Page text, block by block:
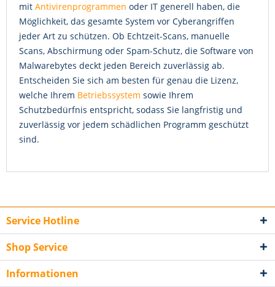
mit Antivirenprogrammen oder IT generell haben, die
Möglichkeit, das gesamte System vor Cyberangriffen
jeder Art zu schützen. Ob Echtzeit-Scans, manuelle
Scans, Abschirmung oder Spam-Schutz, die Software von
Malwarebytes deckt jeden Bereich zuverlässig ab.
Entscheiden Sie sich am besten für genau die Lizenz,
welche Ihrem Betriebssystem sowie Ihrem
Schutzbedürfnis entspricht, sodass Sie langfristig und
zuverlässig vor jedem schädlichen Programm geschützt
sind.
Service Hotline
Shop Service
Informationen